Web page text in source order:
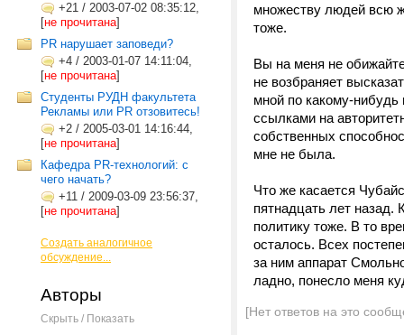
+21 / 2003-07-02 08:35:12,
[не прочитана]
PR нарушает заповеди?
+4 / 2003-01-07 14:11:04,
[не прочитана]
Студенты РУДН факультета
Рекламы или РR отзовитесь!
+2 / 2005-03-01 14:16:44,
[не прочитана]
Кафедра PR-технологий: с
чего начать?
+11 / 2009-03-09 23:56:37,
[не прочитана]
Создать аналогичное
обсуждение...
Авторы
Скрыть / Показать
множеству людей всю
тоже.
Вы на меня не
не возбраняет
мной по какому-нибудь
ссылками на
собственных
мне не была.
Что же касается
пятнадцать лет
политику тоже. В то
осталось. Всех
за ним аппарат
ладно, понесло меня
[Нет ответов на это